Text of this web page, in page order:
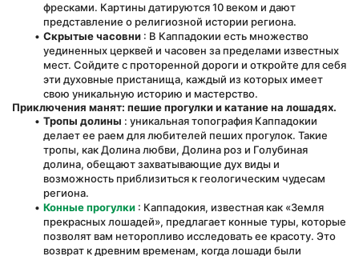
фресками. Картины датируются 10 веком и дают
представление о религиозной истории региона.
Скрытые часовни : В Каппадокии есть множество
уединенных церквей и часовен за пределами известных
мест. Сойдите с проторенной дороги и откройте для себя
эти духовные пристанища, каждый из которых имеет
свою уникальную историю и мастерство.
Приключения манят: пешие прогулки и катание на лошадях.
Тропы долины : уникальная топография Каппадокии
делает ее раем для любителей пеших прогулок. Такие
тропы, как Долина любви, Долина роз и Голубиная
долина, обещают захватывающие дух виды и
возможность приблизиться к геологическим чудесам
региона.
Конные прогулки : Каппадокия, известная как «Земля
прекрасных лошадей», предлагает конные туры, которые
позволят вам неторопливо исследовать ее красоту. Это
возврат к древним временам, когда лошади были